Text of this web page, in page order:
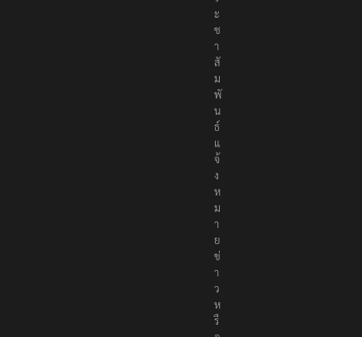
ะ
ช
า
สั
ม
พั
น
ธ์
แ
จ้
ง
ห
ม
า
ย
ข่
า
ว
ห
รื